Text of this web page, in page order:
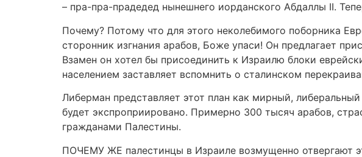
– пра-пра-прадедед нынешнего иорданского Абдаллы II.
Почему? Потому что для этого неколебимого поборника
сторонник изгнания арабов, Боже упаси! Он предлагает
Взамен он хотел бы присоединить к Израилю блоки
населением заставляет вспомнить о сталинском
Либерман представляет этот план как мирный,
будет экспроприировано. Примерно 300 тысяч арабов,
гражданами Палестины.
ПОЧЕМУ ЖЕ палестинцы в Израиле возмущенно отвергают